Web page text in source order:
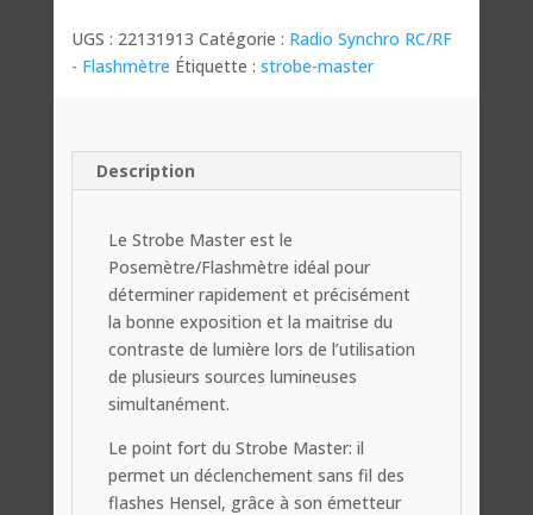
UGS : 22131913 Catégorie : Radio Synchro RC/RF
- Flashmètre Étiquette : strobe-master
Description
Le Strobe Master est le
Posemètre/Flashmètre idéal pour
déterminer rapidement et précisément
la bonne exposition et la maitrise du
contraste de lumière lors de l’utilisation
de plusieurs sources lumineuses
simultanément.
Le point fort du Strobe Master: il
permet un déclenchement sans fil des
flashes Hensel, grâce à son émetteur